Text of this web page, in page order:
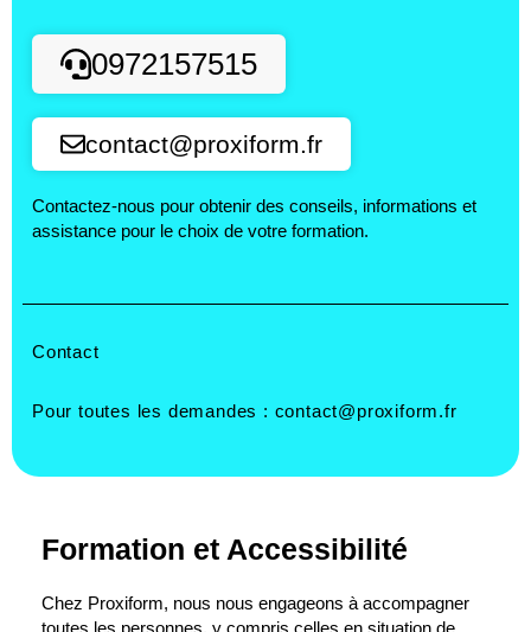
0972157515
contact@proxiform.fr
Contactez-nous pour obtenir des conseils, informations et
assistance pour le choix de votre formation.
Contact
Pour toutes les demandes : contact@proxiform.fr
Formation et Accessibilité
Chez Proxiform, nous nous engageons à accompagner
toutes les personnes, y compris celles en situation de